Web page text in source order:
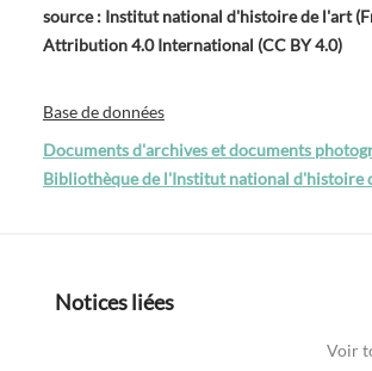
source : Institut national d'histoire de l'art
Attribution 4.0 International (CC BY 4.0)
Base de données
Documents d'archives et documents
Bibliothèque de l'Institut national d'histoire
Notices liées
Voir